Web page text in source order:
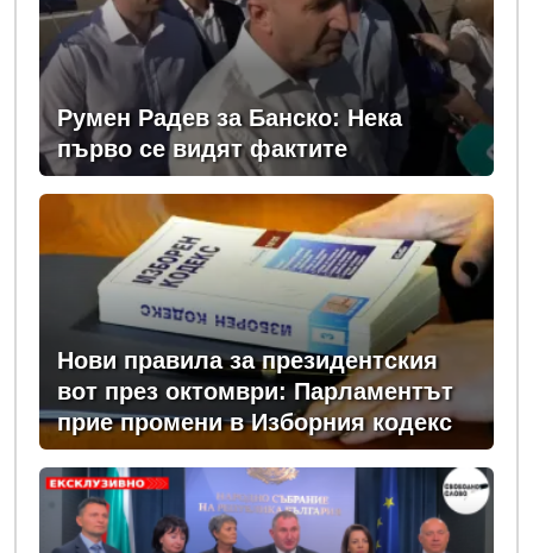
Румен Радев за Банско: Нека
първо се видят фактите
Нови правила за президентския
вот през октомври: Парламентът
прие промени в Изборния кодекс